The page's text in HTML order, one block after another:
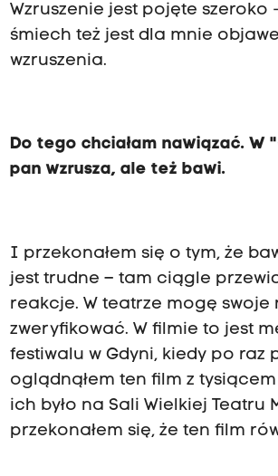
Wzruszenie jest pojęte szeroko
śmiech też jest dla mnie
wzruszenia.
Do tego chciałam nawiązać. W
pan wzrusza, ale też bawi.
I przekonałem się o tym, że
jest trudne – tam ciągle
reakcje. W teatrze mogę swoje
zweryfikować. W filmie to jest
festiwalu w Gdyni, kiedy po raz
oglądnąłem ten film z
ich było na Sali Wielkiej Teatru
przekonałem się, że ten film